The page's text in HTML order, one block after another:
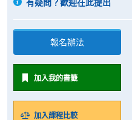
有疑問？歡迎在此提出
報名辦法
加入我的書籤
加入課程比較